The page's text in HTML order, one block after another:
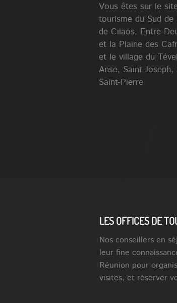
Vous êtes sur le
tourisme du Sud
de Cilaos, Entre-
et la Plaine des
et le village du
Anse, Saint-
Saint-Pierre
LES OFFICES DE
Nos conseillers en
leur fine
Réunion pour
visites, et réserver